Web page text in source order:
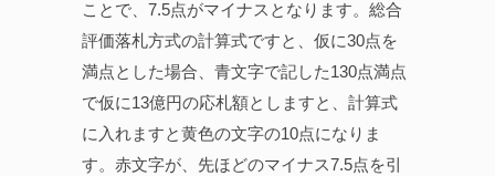
ことで、7.5点がマイナスとなります。総合
評価落札方式の計算式ですと、仮に30点を
満点とした場合、青文字で記した130点満点
で仮に13億円の応札額としますと、計算式
に入れますと黄色の文字の10点になりま
す。赤文字が、先ほどのマイナス7.5点を引